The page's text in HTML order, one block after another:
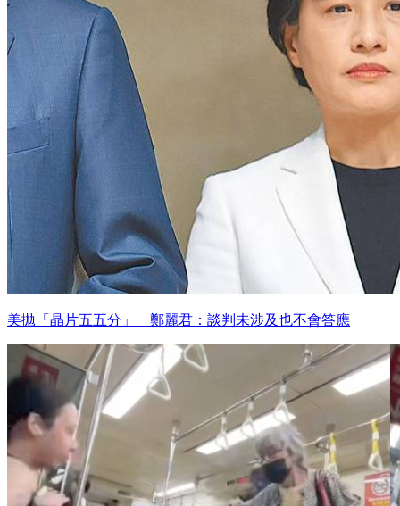
美拋「晶片五五分」 鄭麗君：談判未涉及也不會答應